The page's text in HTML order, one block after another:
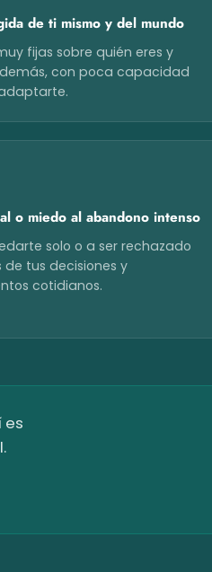
de ti mismo y del mundo
fijas sobre quién eres y
con poca capacidad
o miedo al abandono intenso
solo o a ser rechazado
tus decisiones y
cotidianos.
es